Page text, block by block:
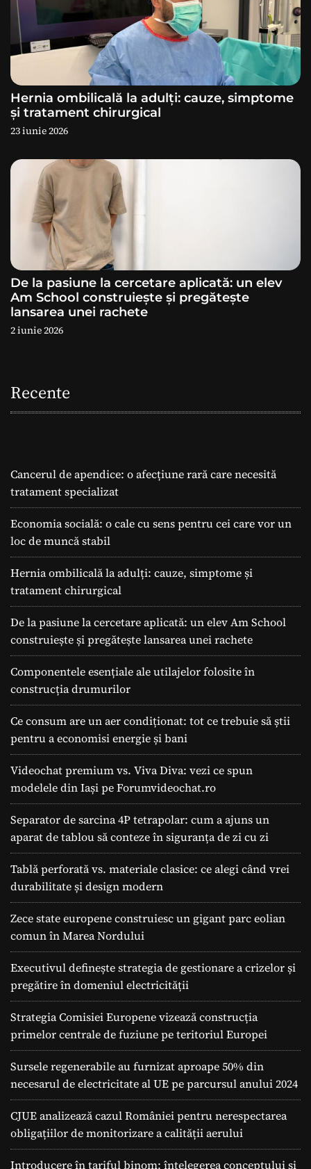
c
o
l
e
Hernia ombilicală la adulți: cauze, simptome
și tratament chirurgical
23 iunie 2026
De la pasiune la cercetare aplicată: un elev
Am School construiește și pregătește
lansarea unei rachete
2 iunie 2026
Recente
Cancerul de apendice: o afecțiune rară care necesită
tratament specializat
Economia socială: o cale cu sens pentru cei care vor un
loc de muncă stabil
Hernia ombilicală la adulți: cauze, simptome și
tratament chirurgical
De la pasiune la cercetare aplicată: un elev Am School
construiește și pregătește lansarea unei rachete
Componentele esențiale ale utilajelor folosite în
construcția drumurilor
Ce consum are un aer condiționat: tot ce trebuie să știi
pentru a economisi energie și bani
Videochat premium vs. Viva Diva: vezi ce spun
modelele din Iași pe Forumvideochat.ro
Separator de sarcina 4P tetrapolar: cum a ajuns un
aparat de tablou să conteze în siguranța de zi cu zi
Tablă perforată vs. materiale clasice: ce alegi când vrei
durabilitate și design modern
Zece state europene construiesc un gigant parc eolian
comun în Marea Nordului
Executivul definește strategia de gestionare a crizelor și
pregătire în domeniul electricității
Strategia Comisiei Europene vizează construcția
primelor centrale de fuziune pe teritoriul Europei
Sursele regenerabile au furnizat aproape 50% din
necesarul de electricitate al UE pe parcursul anului 2024
CJUE analizează cazul României pentru nerespectarea
obligațiilor de monitorizare a calității aerului
Introducere în tariful binom: înțelegerea conceptului și